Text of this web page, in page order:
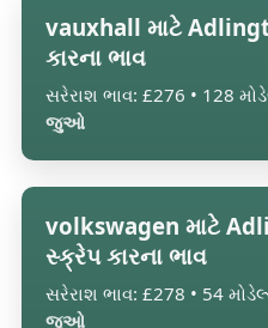
vauxhall માટે
કારના ભાવ
સરેરાશ ભાવ: £276 • 128
જુઓ
volkswagen માટે
સ્ક્રેપ કારના ભાવ
સરેરાશ ભાવ: £278 • 54
જુઓ